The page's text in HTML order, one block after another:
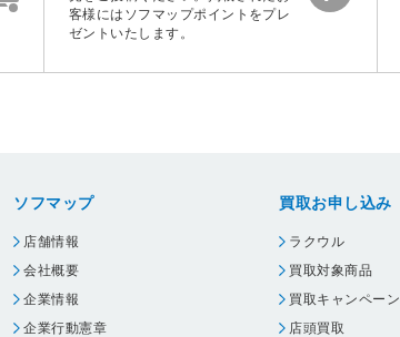
客様にはソフマップポイントをプレ
ゼントいたします。
ソフマップ
店舗情報
会社概要
企業情報
企業行動憲章
買取お申し込み
ラクウル
買取対象商品
買取キャンペーン
店頭買取